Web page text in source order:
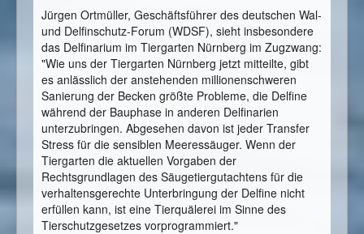
Jürgen Ortmüller, Geschäftsführer des deutschen Wal-
und Delfinschutz-Forum (WDSF), sieht insbesondere
das Delfinarium im Tiergarten Nürnberg im Zugzwang:
"Wie uns der Tiergarten Nürnberg jetzt mitteilte, gibt
es anlässlich der anstehenden millionenschweren
Sanierung der Becken größte Probleme, die Delfine
während der Bauphase in anderen Delfinarien
unterzubringen. Abgesehen davon ist jeder Transfer
Stress für die sensiblen Meeressäuger. Wenn der
Tiergarten die aktuellen Vorgaben der
Rechtsgrundlagen des Säugetiergutachtens für die
verhaltensgerechte Unterbringung der Delfine nicht
erfüllen kann, ist eine Tierquälerei im Sinne des
Tierschutzgesetzes vorprogrammiert."